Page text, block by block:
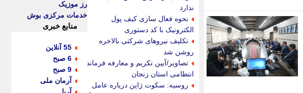
ندارد
نحوه فعال سازی کیف پول
الکترونیک با کد دستوری
تکلیف نیروهای شرکتی بالاخره
روشن شد
تصاویر/آیین تکریم و معارفه فرمانده
انتظامی استان زنجان
روسیه: سکوت ژاپن درباره عامل
رز موزیک
خدمات مرکزی بوش
منابع خبری
55 آنلاین
6 صبح
9 صبح
آرمان ملی